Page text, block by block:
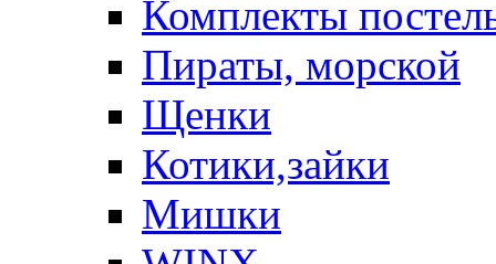
Комплекты
Пираты, морской
Щенки
Котики,зайки
Мишки